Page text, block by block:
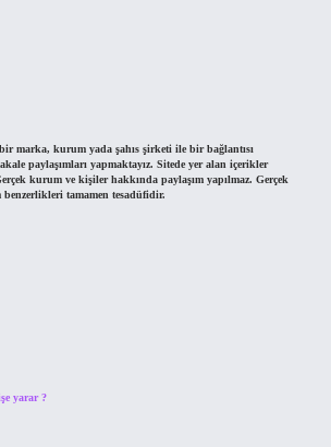
marka, kurum yada şahıs şirketi ile bir bağlantısı
paylaşımları yapmaktayız. Sitede yer alan içerikler
kurum ve kişiler hakkında paylaşım yapılmaz. Gerçek
tamamen tesadüfidir.
yarar ?